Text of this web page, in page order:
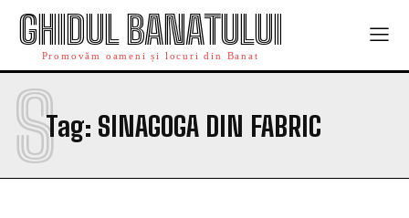
GHIDUL BANATULUI
Promovăm oameni și locuri din Banat
Tag: SINAGOGA DIN FABRIC
S